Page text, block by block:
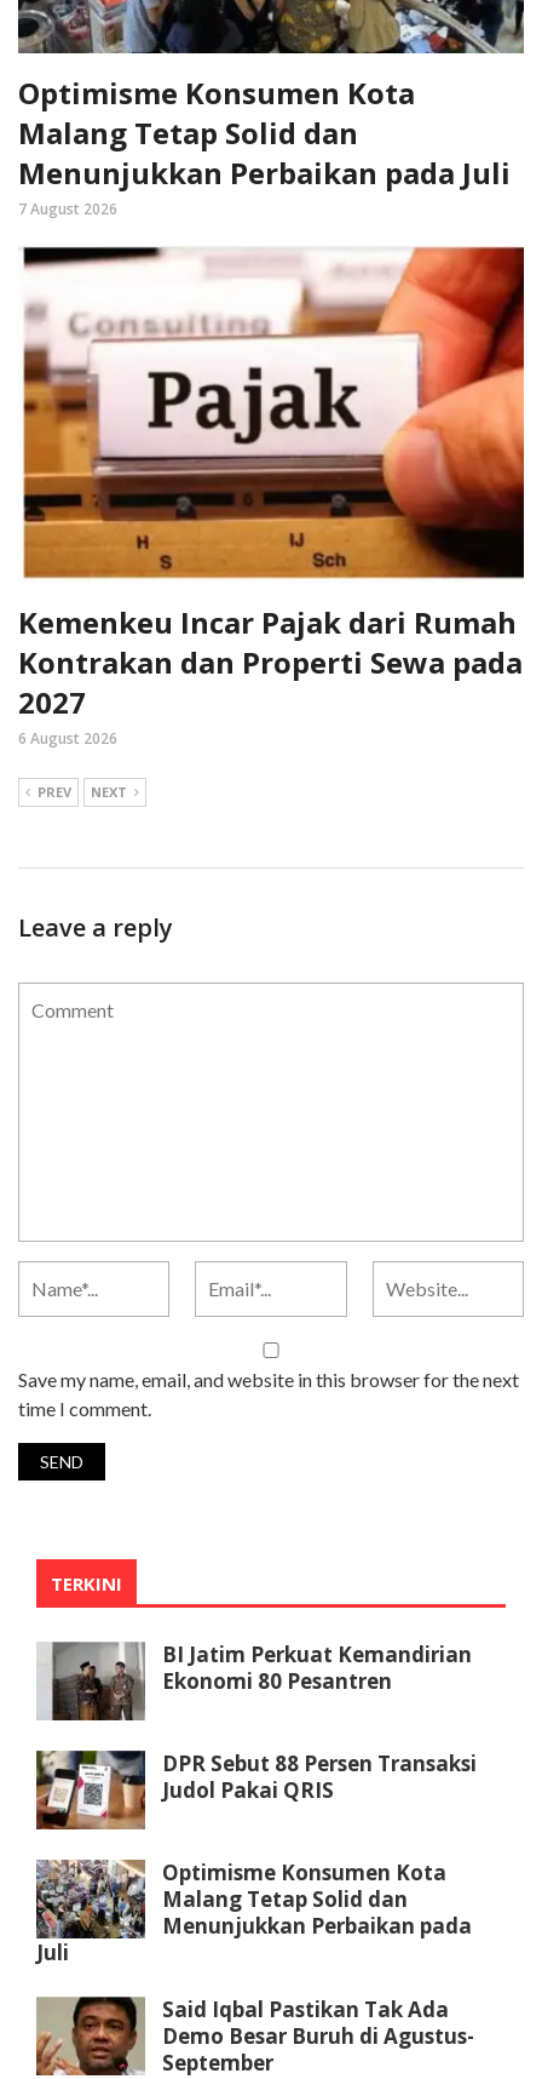
Optimisme Konsumen Kota
Malang Tetap Solid dan
Menunjukkan Perbaikan pada Juli
7 August 2026
Kemenkeu Incar Pajak dari Rumah
Kontrakan dan Properti Sewa pada
2027
6 August 2026
PREV NEXT
Leave a reply
Save my name, email, and website in this browser for the next
time I comment.
TERKINI
BI Jatim Perkuat Kemandirian
Ekonomi 80 Pesantren
DPR Sebut 88 Persen Transaksi
Judol Pakai QRIS
Optimisme Konsumen Kota
Malang Tetap Solid dan
Menunjukkan Perbaikan pada
Juli
Said Iqbal Pastikan Tak Ada
Demo Besar Buruh di Agustus-
September